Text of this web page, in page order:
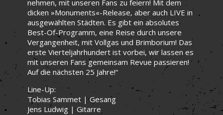
nehmen, mit unseren Fans zu feiern! Mit dem
dicken »Monuments«-Release, aber auch LIVE in
ausgewählten Städten. Es gibt ein absolutes
Best-Of-Programm, eine Reise durch unsere
Vergangenheit, mit Vollgas und Brimborium! Das
erste Vierteljahrhundert ist vorbei, wir lassen es
mit unseren Fans gemeinsam Revue passieren!
Auf die nächsten 25 Jahre!“
Line-Up:
Tobias Sammet | Gesang
Jens Ludwig | Gitarre